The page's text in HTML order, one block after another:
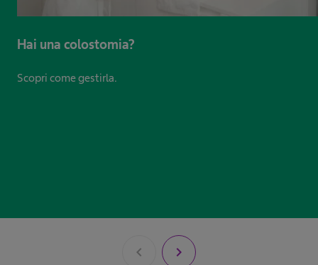
Hai una colostomia?
Scopri come gestirla.​ ​
chevron_left chevron_right